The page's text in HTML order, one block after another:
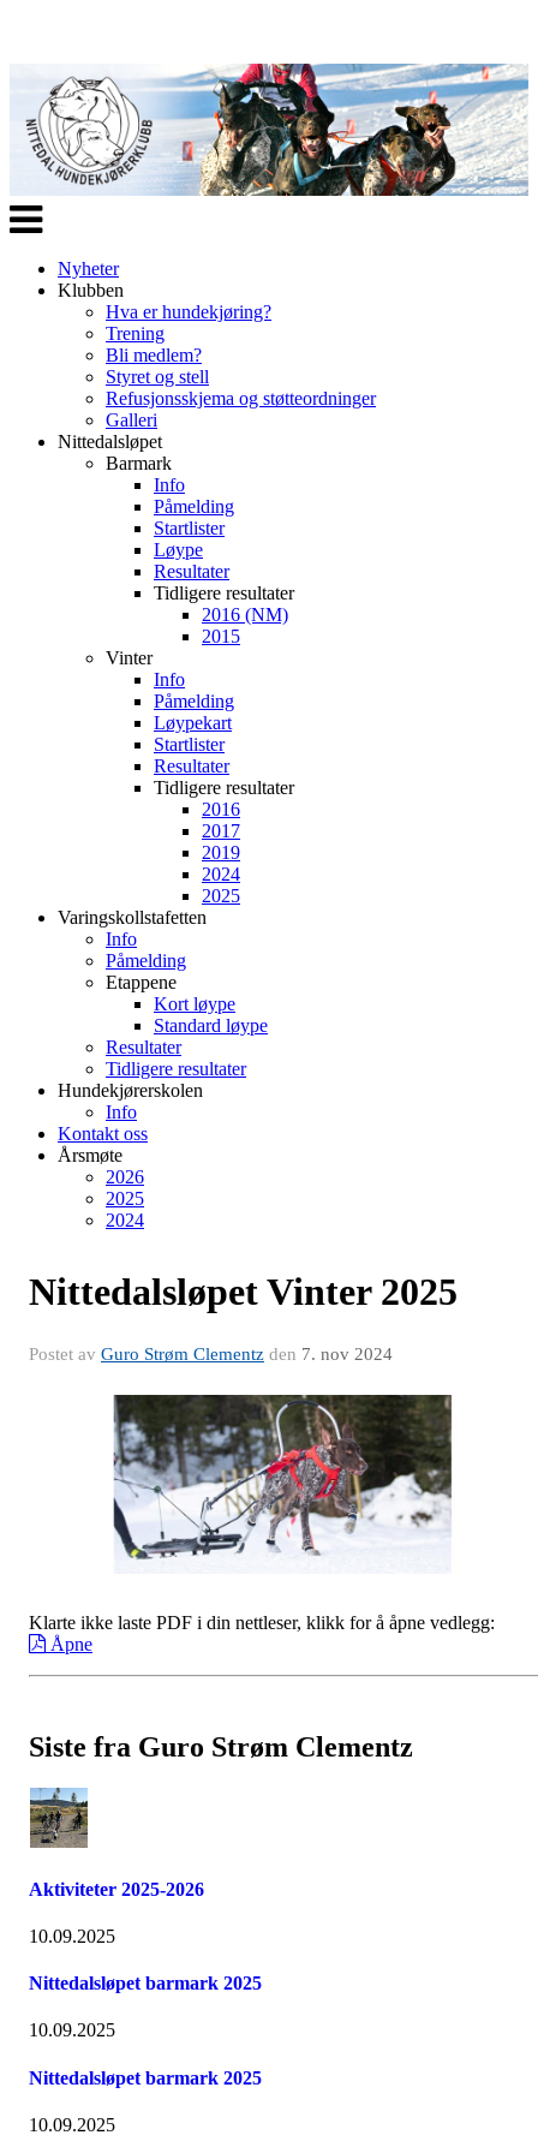
Veksle
navigasjon
Nyheter
Klubben
Hva er hundekjøring?
Trening
Bli medlem?
Styret og stell
Refusjonsskjema og støtteordninger
Galleri
Nittedalsløpet
Barmark
Info
Påmelding
Startlister
Løype
Resultater
Tidligere resultater
2016 (NM)
2015
Vinter
Info
Påmelding
Løypekart
Startlister
Resultater
Tidligere resultater
2016
2017
2019
2024
2025
Varingskollstafetten
Info
Påmelding
Etappene
Kort løype
Standard løype
Resultater
Tidligere resultater
Hundekjørerskolen
Info
Kontakt oss
Årsmøte
2026
2025
2024
Nittedalsløpet Vinter 2025
Postet av Guro Strøm Clementz den 7. nov 2024
Klarte ikke laste PDF i din nettleser, klikk for å åpne vedlegg:
Åpne
Siste fra Guro Strøm Clementz
Aktiviteter 2025-2026
10.09.2025
Nittedalsløpet barmark 2025
10.09.2025
Nittedalsløpet barmark 2025
10.09.2025